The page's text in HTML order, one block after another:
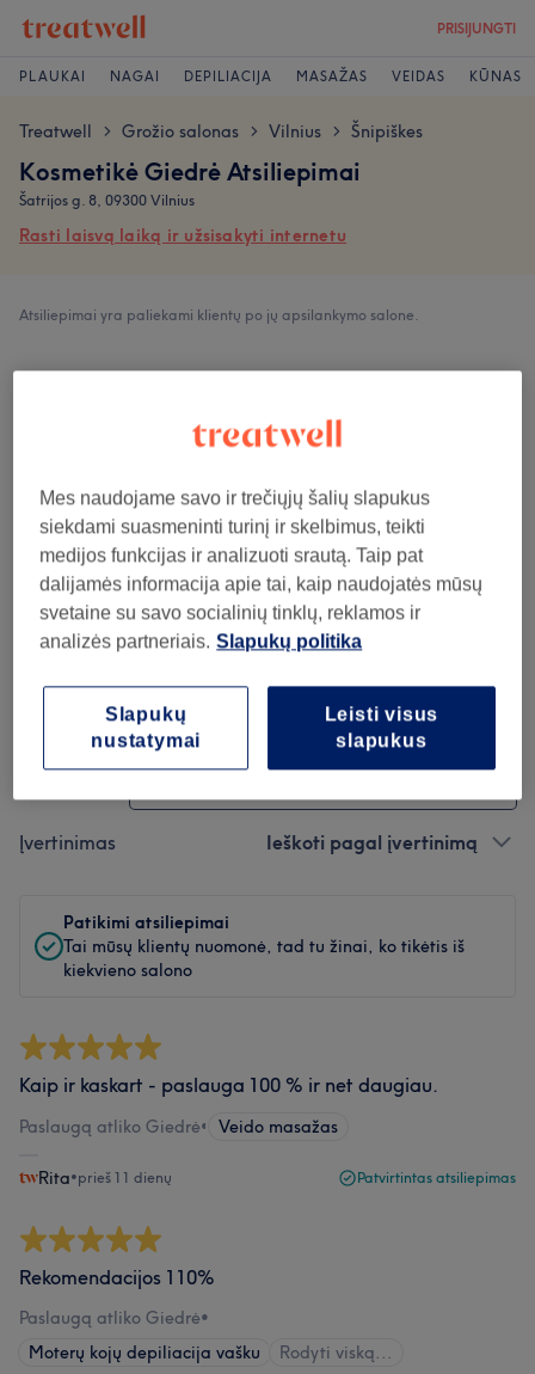
PRISIJUNGTI
PLAUKAI NAGAI DEPILIACIJA MASAŽAS VEIDAS KŪNAS
Treatwell > Grožio salonas > Vilnius > Šnipiškes
Kosmetikė Giedrė Atsiliepimai
Šatrijos g. 8, 09300 Vilnius
Rasti laisvą laiką ir užsisakyti internetu
Atsiliepimai yra paliekami klientų po jų apsilankymo salone.
5,0
Švara
Personalas
Atsiliepimų filtras
Įvertinimas Ieškoti pagal įvertinimą
Patikimi atsiliepimai
Tai mūsų klientų nuomonė, tad tu žinai, ko tikėtis iš
kiekvieno salono
Kaip ir kaskart - paslauga 100 % ir net daugiau.
Paslaugą atliko Giedrė• Veido masažas
Rita•prieš 11 dienų Patvirtintas atsiliepimas
Rekomendacijos 110%
Paslaugą atliko Giedrė•
Moterų kojų depiliacija vašku
Rodyti viską...
Mes naudojame savo ir trečiųjų šalių slapukus
siekdami suasmeninti turinį ir skelbimus, teikti
medijos funkcijas ir analizuoti srautą. Taip pat
dalijamės informacija apie tai, kaip naudojatės mūsų
svetaine su savo socialinių tinklų, reklamos ir
analizės partneriais. Slapukų politika
Leisti visus
slapukus
Slapukų
nustatymai